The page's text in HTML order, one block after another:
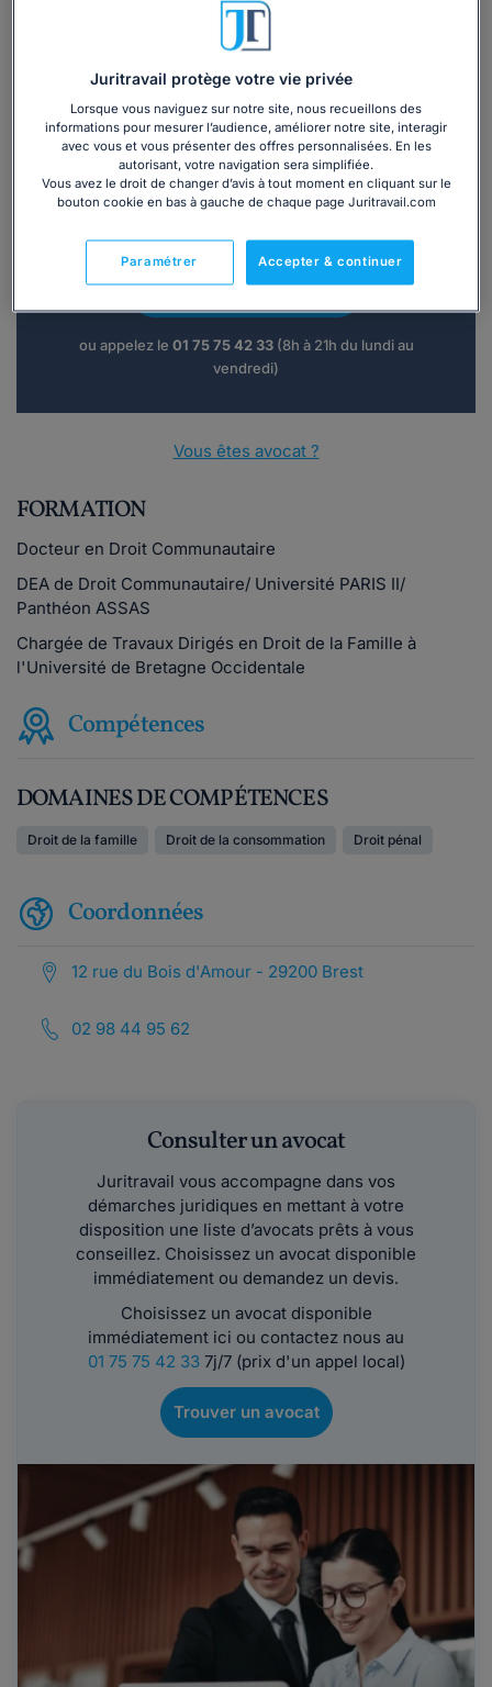
Recevoir des devis d'avocats
Vous souhaitez une consultation par
téléphone ?
Consulter immédiatement
ou appelez le 01 75 75 42 33(8h à 21h du lundi au
vendredi)
Vous êtes avocat ?
FORMATION
Docteur en Droit Communautaire
DEA de Droit Communautaire/ Université PARIS II/
Panthéon ASSAS
Chargée de Travaux Dirigés en Droit de la Famille à
l'Université de Bretagne Occidentale
Compétences
DOMAINES DE COMPÉTENCES
Droit de la famille Droit de la consommation Droit pénal
Coordonnées
12 rue du Bois d'Amour - 29200 Brest
02 98 44 95 62
Consulter un avocat
Juritravail vous accompagne dans vos
démarches juridiques en mettant à votre
disposition une liste d’avocats prêts à vous
conseillez. Choisissez un avocat disponible
immédiatement ou demandez un devis.
Choisissez un avocat disponible
immédiatement ici ou contactez nous au
01 75 75 42 337j/7 (prix d'un appel local)
Trouver un avocat
Juritravail protège votre vie privée
Lorsque vous naviguez sur notre site, nous recueillons des
informations pour mesurer l’audience, améliorer notre site, interagir
avec vous et vous présenter des offres personnalisées. En les
autorisant, votre navigation sera simplifiée.
Vous avez le droit de changer d’avis à tout moment en cliquant sur le
bouton cookie en bas à gauche de chaque page Juritravail.com
Accepter & continuer
Paramétrer